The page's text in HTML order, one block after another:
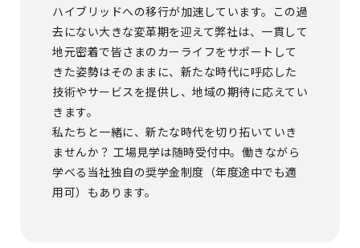
ハイブリッドへの移行が加速しています。この過
去にない大きな変革期を迎えて弊社は、一貫して
地元密着で皆さまのカーライフをサポートして
きた姿勢はそのままに、新たな時代に呼応した
技術やサービスを提供し、地域の期待に応えてい
きます。
私たちと一緒に、新たな時代を切り拓いていき
ませんか？ 工場見学は随時受付中。働きながら
学べる当社独自の奨学金制度（年度途中でも適
用可）もあります。